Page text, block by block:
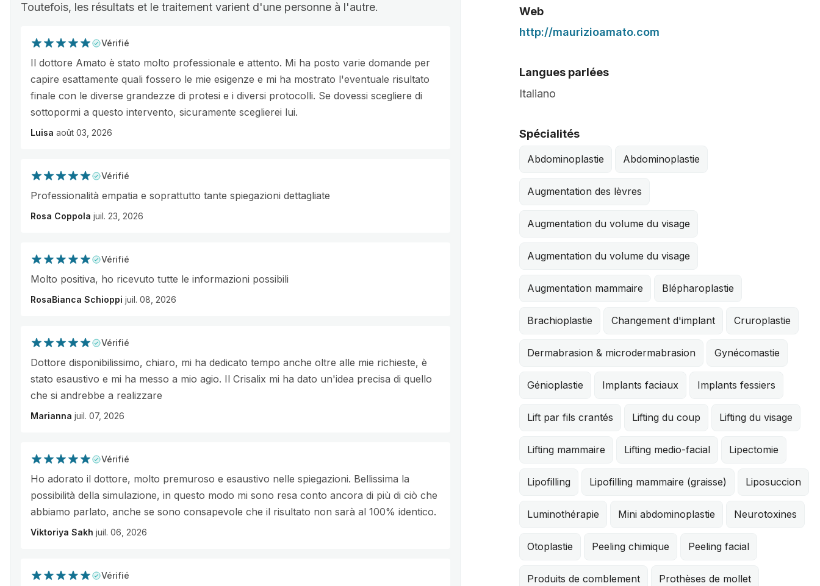
Toutefois, les résultats et le traitement varient d'une personne à l'autre.
Vérifié
Il dottore Amato è stato molto professionale e attento. Mi ha posto varie domande per
capire esattamente quali fossero le mie esigenze e mi ha mostrato l'eventuale risultato
finale con le diverse grandezze di protesi e i diversi protocolli. Se dovessi scegliere di
sottopormi a questo intervento, sicuramente sceglierei lui.
Luisa août 03, 2026
Vérifié
Professionalità empatia e soprattutto tante spiegazioni dettagliate
Rosa Coppola juil. 23, 2026
Vérifié
Molto positiva, ho ricevuto tutte le informazioni possibili
RosaBianca Schioppi juil. 08, 2026
Vérifié
Dottore disponibilissimo, chiaro, mi ha dedicato tempo anche oltre alle mie richieste, è
stato esaustivo e mi ha messo a mio agio. Il Crisalix mi ha dato un'idea precisa di quello
che si andrebbe a realizzare
Marianna juil. 07, 2026
Vérifié
Ho adorato il dottore, molto premuroso e esaustivo nelle spiegazioni. Bellissima la
possibilità della simulazione, in questo modo mi sono resa conto ancora di più di ciò che
abbiamo parlato, anche se sono consapevole che il risultato non sarà al 100% identico.
Viktoriya Sakh juil. 06, 2026
Vérifié
Web
http://maurizioamato.com
Langues parlées
Italiano
Spécialités
Abdominoplastie Abdominoplastie
Augmentation des lèvres
Augmentation du volume du visage
Augmentation du volume du visage
Augmentation mammaire Blépharoplastie
Brachioplastie Changement d'implant Cruroplastie
Dermabrasion & microdermabrasion Gynécomastie
Génioplastie Implants faciaux Implants fessiers
Lift par fils crantés Lifting du coup Lifting du visage
Lifting mammaire Lifting medio-facial Lipectomie
Lipofilling Lipofilling mammaire (graisse) Liposuccion
Luminothérapie Mini abdominoplastie Neurotoxines
Otoplastie Peeling chimique Peeling facial
Produits de comblement Prothèses de mollet